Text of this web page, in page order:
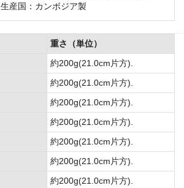
生産国：カンボジア製
重さ（単位）
約200g(21.0cm片方).
約200g(21.0cm片方).
約200g(21.0cm片方).
約200g(21.0cm片方).
約200g(21.0cm片方).
約200g(21.0cm片方).
約200g(21.0cm片方).